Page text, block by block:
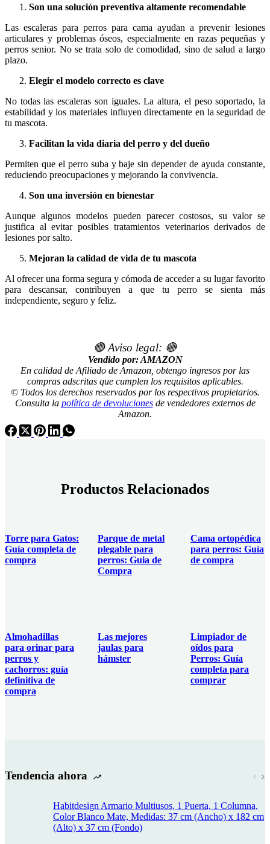
Son una solución preventiva altamente recomendable
Las escaleras para perros para cama ayudan a prevenir lesiones
articulares y problemas óseos, especialmente en razas pequeñas y
perros senior. No se trata solo de comodidad, sino de salud a largo
plazo.
Elegir el modelo correcto es clave
No todas las escaleras son iguales. La altura, el peso soportado, la
estabilidad y los materiales influyen directamente en la seguridad de
tu mascota.
Facilitan la vida diaria del perro y del dueño
Permiten que el perro suba y baje sin depender de ayuda constante,
reduciendo preocupaciones y mejorando la convivencia.
Son una inversión en bienestar
Aunque algunos modelos pueden parecer costosos, su valor se
justifica al evitar posibles tratamientos veterinarios derivados de
lesiones por salto.
Mejoran la calidad de vida de tu mascota
Al ofrecer una forma segura y cómoda de acceder a su lugar favorito
para descansar, contribuyen a que tu perro se sienta más
independiente, seguro y feliz.
🔴 Aviso legal: 🔴
Vendido por: AMAZON
En calidad de Afiliado de Amazon, obtengo ingresos por las
compras adscritas que cumplen los requisitos aplicables.
© Todos los derechos reservados por los respectivos propietarios.
Consulta la política de devolucionesde vendedores externos de
Amazon.
Productos Relacionados
Torre para Gatos:
Guía completa de
compra
Parque de metal
plegable para
perros: Guia de
Compra
Cama ortopédica
para perros: Guía
de compra
Almohadillas
para orinar para
perros y
cachorros: guía
definitiva de
compra
Las mejores
jaulas para
hámster
Limpiador de
oídos para
Perros: Guía
completa para
comprar
Tendencia ahora
Habitdesign Armario Multiusos, 1 Puerta, 1 Columna,
Color Blanco Mate, Medidas: 37 cm (Ancho) x 182 cm
(Alto) x 37 cm (Fondo)